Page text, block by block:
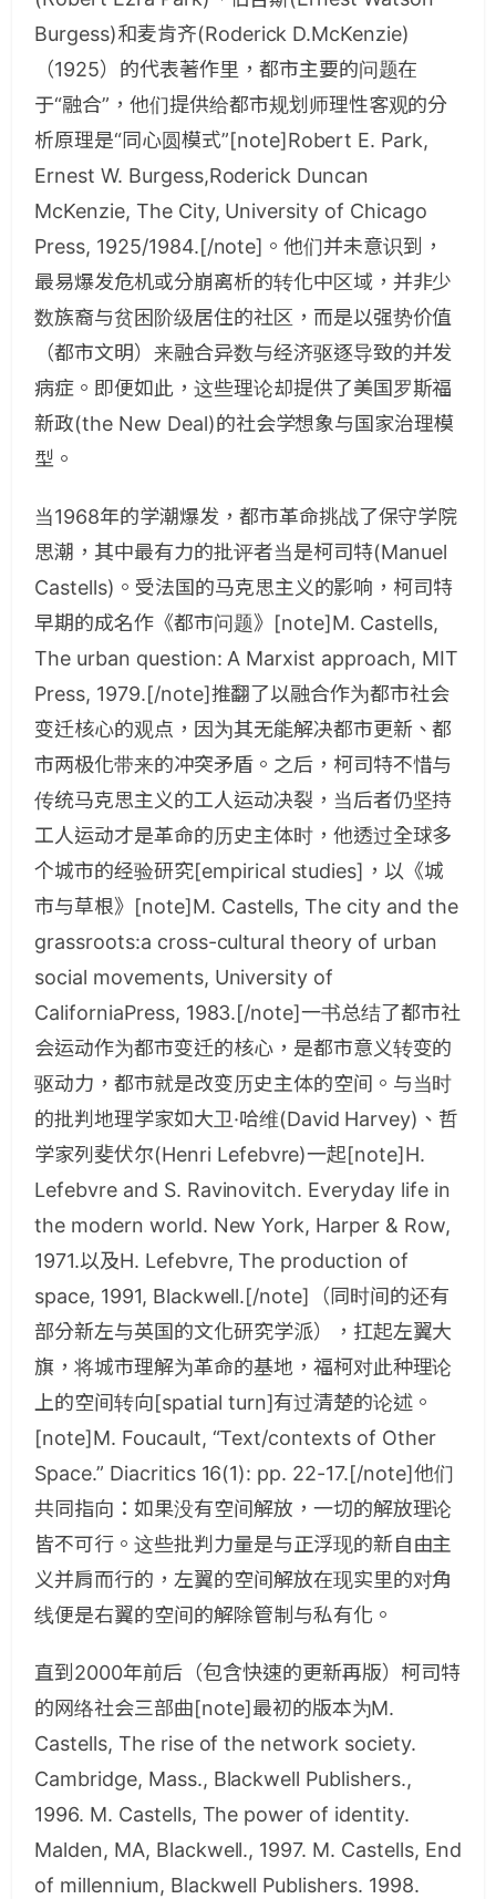
Burgess)和麦肯齐(Roderick D.McKenzie)
（1925）的代表著作里，都市主要的问题在
于“融合”，他们提供给都市规划师理性客观的分
析原理是“同心圆模式”[note]Robert E. Park,
Ernest W. Burgess,Roderick Duncan
McKenzie, The City, University of Chicago
Press, 1925/1984.[/note]。他们并未意识到，
最易爆发危机或分崩离析的转化中区域，并非少
数族裔与贫困阶级居住的社区，而是以强势价值
（都市文明）来融合异数与经济驱逐导致的并发
病症。即便如此，这些理论却提供了美国罗斯福
新政(the New Deal)的社会学想象与国家治理模
型。
当1968年的学潮爆发，都市革命挑战了保守学院
思潮，其中最有力的批评者当是柯司特(Manuel
Castells)。受法国的马克思主义的影响，柯司特
早期的成名作《都市问题》[note]M. Castells,
The urban question: A Marxist approach, MIT
Press, 1979.[/note]推翻了以融合作为都市社会
变迁核心的观点，因为其无能解决都市更新、都
市两极化带来的冲突矛盾。之后，柯司特不惜与
传统马克思主义的工人运动决裂，当后者仍坚持
工人运动才是革命的历史主体时，他透过全球多
个城市的经验研究[empirical studies]，以《城
市与草根》[note]M. Castells, The city and the
grassroots:a cross-cultural theory of urban
social movements, University of
CaliforniaPress, 1983.[/note]一书总结了都市社
会运动作为都市变迁的核心，是都市意义转变的
驱动力，都市就是改变历史主体的空间。与当时
的批判地理学家如大卫·哈维(David Harvey)、哲
学家列斐伏尔(Henri Lefebvre)一起[note]H.
Lefebvre and S. Ravinovitch. Everyday life in
the modern world. New York, Harper & Row,
1971.以及H. Lefebvre, The production of
space, 1991, Blackwell.[/note]（同时间的还有
部分新左与英国的文化研究学派），扛起左翼大
旗，将城市理解为革命的基地，福柯对此种理论
上的空间转向[spatial turn]有过清楚的论述。
[note]M. Foucault, “Text/contexts of Other
Space.” Diacritics 16(1): pp. 22-17.[/note]他们
共同指向：如果没有空间解放，一切的解放理论
皆不可行。这些批判力量是与正浮现的新自由主
义并肩而行的，左翼的空间解放在现实里的对角
线便是右翼的空间的解除管制与私有化。
直到2000年前后（包含快速的更新再版）柯司特
的网络社会三部曲[note]最初的版本为M.
Castells, The rise of the network society.
Cambridge, Mass., Blackwell Publishers.,
1996. M. Castells, The power of identity.
Malden, MA, Blackwell., 1997. M. Castells, End
of millennium, Blackwell Publishers. 1998.